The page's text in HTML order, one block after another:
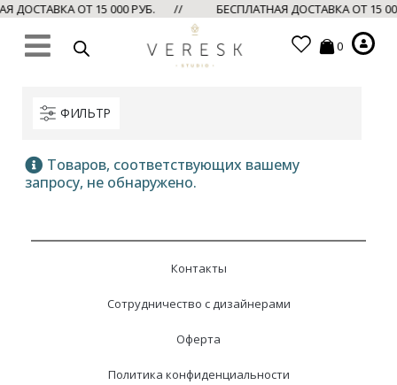
ДОСТАВКА ОТ 15 000 РУБ. // БЕСПЛАТНАЯ ДОСТАВКА ОТ 15
0
ФИЛЬТР
Товаров, соответствующих вашему
запросу, не обнаружено.
Контакты
Сотрудничество с дизайнерами
Оферта
Политика конфиденциальности